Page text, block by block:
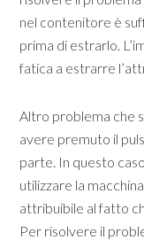
nel contenitore è
prima di estrarlo.
fatica a estrarre
Altro problema che
avere premuto il
parte. In questo
utilizzare la
attribuibile al fatto
Per risolvere il